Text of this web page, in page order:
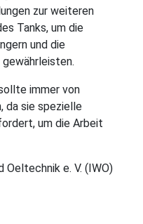
zur weiteren
Tanks, um die
und die
immer von
da sie spezielle
um die Arbeit
e. V. (IWO)